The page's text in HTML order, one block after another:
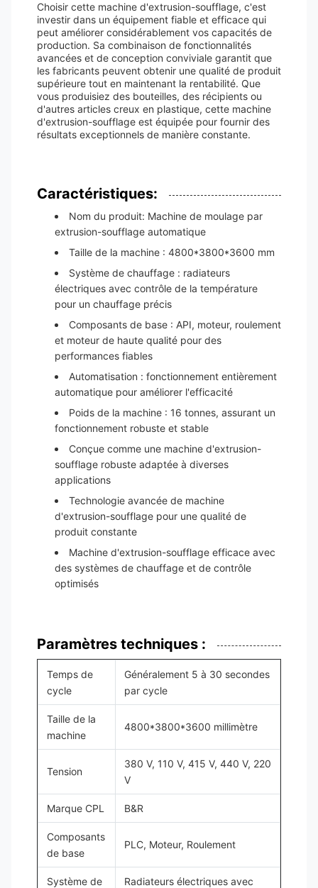
Choisir cette machine d'extrusion-soufflage, c'est
investir dans un équipement fiable et efficace qui
peut améliorer considérablement vos capacités de
production. Sa combinaison de fonctionnalités
avancées et de conception conviviale garantit que
les fabricants peuvent obtenir une qualité de produit
supérieure tout en maintenant la rentabilité. Que
vous produisiez des bouteilles, des récipients ou
d'autres articles creux en plastique, cette machine
d'extrusion-soufflage est équipée pour fournir des
résultats exceptionnels de manière constante.
Caractéristiques:
Nom du produit: Machine de moulage par
extrusion-soufflage automatique
Taille de la machine : 4800*3800*3600 mm
Système de chauffage : radiateurs
électriques avec contrôle de la température
pour un chauffage précis
Composants de base : API, moteur, roulement
et moteur de haute qualité pour des
performances fiables
Automatisation : fonctionnement entièrement
automatique pour améliorer l'efficacité
Poids de la machine : 16 tonnes, assurant un
fonctionnement robuste et stable
Conçue comme une machine d'extrusion-
soufflage robuste adaptée à diverses
applications
Technologie avancée de machine
d'extrusion-soufflage pour une qualité de
produit constante
Machine d'extrusion-soufflage efficace avec
des systèmes de chauffage et de contrôle
optimisés
Paramètres techniques :
Temps de
cycle
Généralement 5 à 30 secondes
par cycle
Taille de la
machine
4800*3800*3600 millimètre
Tension
380 V, 110 V, 415 V, 440 V, 220
V
Marque CPL B&R
Composants
de base
PLC, Moteur, Roulement
Système de
Radiateurs électriques avec